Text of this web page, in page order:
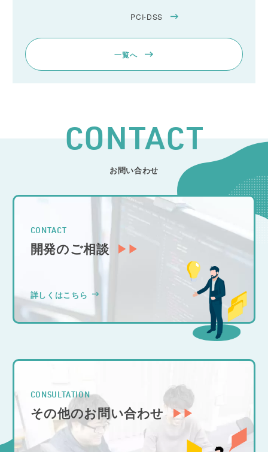
PCI-DSS
一覧へ
CONTACT
お問い合わせ
CONTACT
開発のご相談
詳しくはこちら
CONSULTATION
その他のお問い合わせ